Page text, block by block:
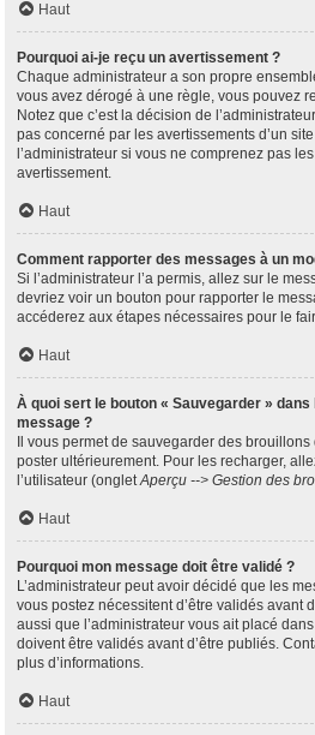
Haut
Pourquoi ai-je reçu un avertissement ?
Chaque administrateur a son propre
vous avez dérogé à une règle, vous pouvez
Notez que c’est la décision de
pas concerné par les avertissements d’un
l’administrateur si vous ne comprenez pas
avertissement.
Haut
Comment rapporter des messages à un
Si l’administrateur l’a permis, allez sur le
devriez voir un bouton pour rapporter le
accéderez aux étapes nécessaires pour le
Haut
À quoi sert le bouton « Sauvegarder »
message ?
Il vous permet de sauvegarder des
poster ultérieurement. Pour les recharger,
l’utilisateur (ongletAperçu --> Gestion des
Haut
Pourquoi mon message doit être validé ?
L’administrateur peut avoir décidé que les
vous postez nécessitent d’être validés avant
aussi que l’administrateur vous ait placé
doivent être validés avant d’être publiés.
plus d’informations.
Haut